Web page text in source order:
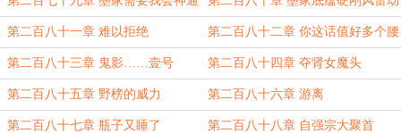
第二百八十一章 难以拒绝 第二百八十二章 你这话值好多个腰
子
第二百八十三章 鬼影……壹号 第二百八十四章 夺肾女魔头
第二百八十五章 野榜的威力 第二百八十六章 游离
第二百八十七章 瓶子又睡了 第二百八十八章 自强宗大聚首